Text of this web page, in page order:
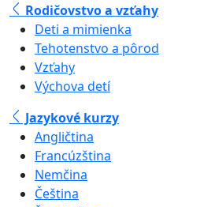
Rodičovstvo a vzťahy
Deti a mimienka
Tehotenstvo a pôrod
Vzťahy
Výchova detí
Jazykové kurzy
Angličtina
Francúzština
Nemčina
Čeština